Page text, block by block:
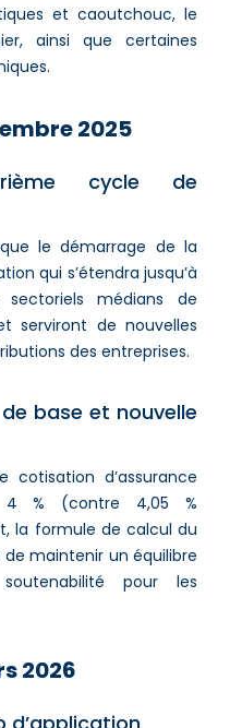
et caoutchouc, le
ainsi que certaines
2025
cycle de
le démarrage de la
qui s’étendra jusqu’à
médians de
serviront de nouvelles
des entreprises.
base et nouvelle
d’assurance
4 % (contre 4,05 %
la formule de calcul du
maintenir un équilibre
pour les
2026